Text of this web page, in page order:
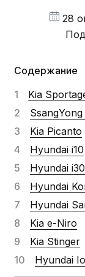
28
Содержание
Kia
Kia Picanto
Hyundai i10
Hyundai i30
Hyundai
Hyundai
Kia e-Niro
Kia Stinger
Hyundai